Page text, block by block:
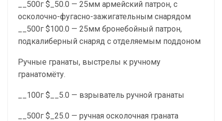
__500г $_50.0 — 25мм армейский патрон, с
осколочно-фугасно-зажигательным снарядом
__500г $100.0 — 25мм бронебойный патрон,
подкалиберный снаряд с отделяемым поддоном
Ручные гранаты, выстрелы к ручному
гранатомёту.
__100г $__5.0 — взрыватель ручной гранаты
__500г $_25.0 — ручная осколочная граната